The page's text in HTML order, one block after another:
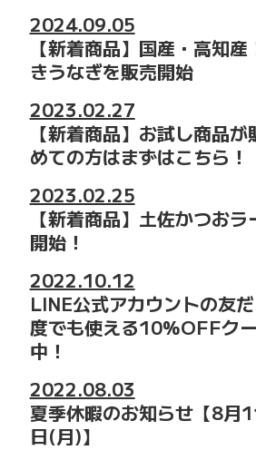
2024.09.05
【新着商品】国産・高知
きうなぎを販売開始
2023.02.27
【新着商品】お試し商品
めての方はまずはこちら！
2023.02.25
【新着商品】土佐かつお
開始！
2022.10.12
LINE公式アカウントの友
度でも使える10%OFFク
中！
2022.08.03
夏季休暇のお知らせ【8月
日(月)】